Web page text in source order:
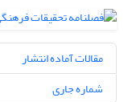
مقالات آماده انتشار
شماره جاری